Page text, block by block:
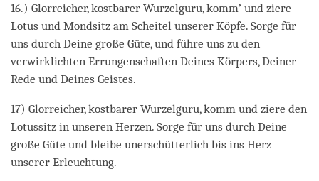
16.) Glorreicher, kostbarer Wurzelguru, komm’ und ziere
Lotus und Mondsitz am Scheitel unserer Köpfe. Sorge für
uns durch Deine große Güte, und führe uns zu den
verwirklichten Errungenschaften Deines Körpers, Deiner
Rede und Deines Geistes.
17) Glorreicher, kostbarer Wurzelguru, komm und ziere den
Lotussitz in unseren Herzen. Sorge für uns durch Deine
große Güte und bleibe unerschütterlich bis ins Herz
unserer Erleuchtung.